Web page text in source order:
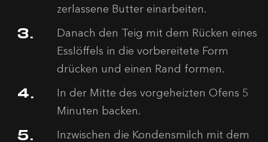
zerlassene Butter einarbeiten.
Danach den Teig mit dem Rücken eines
Esslöffels in die vorbereitete Form
drücken und einen Rand formen.
In der Mitte des vorgeheizten Ofens 5
Minuten backen.
Inzwischen die Kondensmilch mit dem